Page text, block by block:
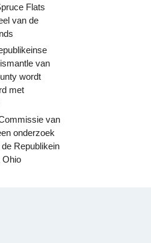
Flats
van de
van
wordt
met
van
onderzoek
Republikein
Ohio